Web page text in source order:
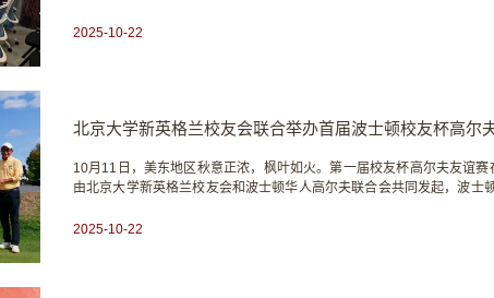
秘书长徐阿梅，副秘书长吕煊、张翔宇、丰峰、冯海涛，艺术团团长常
2025-10-22
北京大学新英格兰校友会联合举办首届波士顿校友杯高尔
10⽉11⽇，美东地区秋意正浓，枫叶如⽕。第⼀届校友杯⾼尔夫友谊
由北京⼤学新英格兰校友会和波⼠顿华人高尔夫联合会共同发起，波⼠
赛以团队赛为主，每只球队取前4名最好成绩相加算出总杆数，总杆数最
2025-10-22